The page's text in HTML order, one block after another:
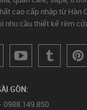
cao cấp nhập từ Hàn
nhu cầu thiết kế rèm
GÒN:
0988.149.850